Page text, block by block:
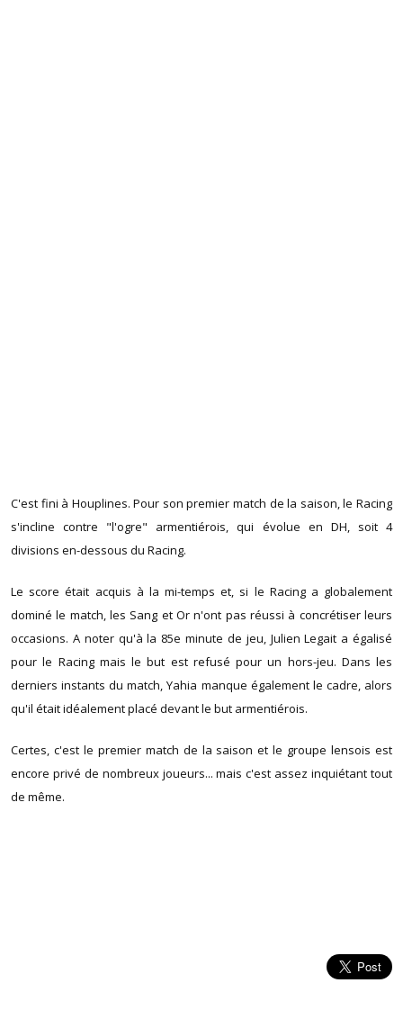
C'est fini à Houplines. Pour son premier match de la saison, le Racing
s'incline contre "l'ogre" armentiérois, qui évolue en DH, soit 4
divisions en-dessous du Racing.
Le score était acquis à la mi-temps et, si le Racing a globalement
dominé le match, les Sang et Or n'ont pas réussi à concrétiser leurs
occasions. A noter qu'à la 85e minute de jeu, Julien Legait a égalisé
pour le Racing mais le but est refusé pour un hors-jeu. Dans les
derniers instants du match, Yahia manque également le cadre, alors
qu'il était idéalement placé devant le but armentiérois.
Certes, c'est le premier match de la saison et le groupe lensois est
encore privé de nombreux joueurs... mais c'est assez inquiétant tout
de même.